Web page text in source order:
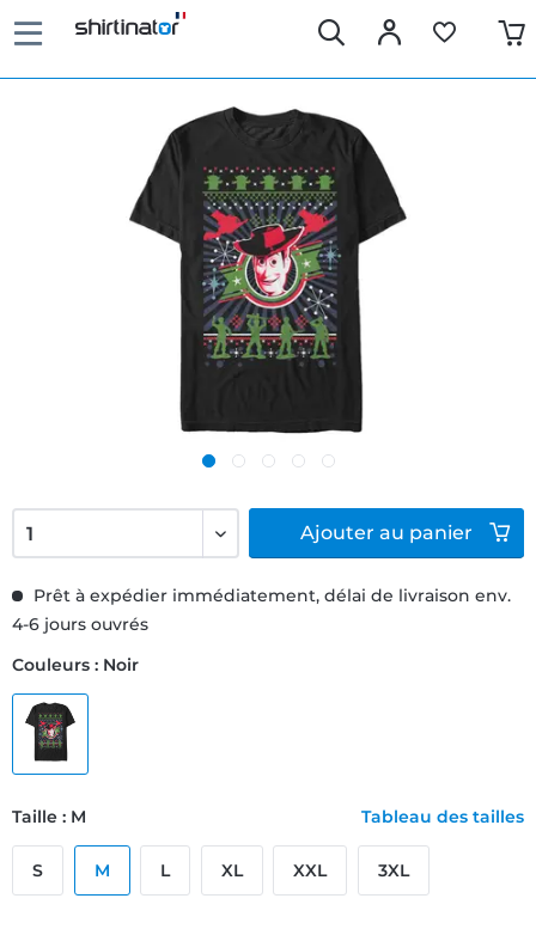
Prêt à expédier immédiatement, délai de livraison env.
4-6 jours ouvrés
Couleurs : Noir
Taille : M Tableau des tailles
S M L XL XXL 3XL
Ajouter au panier